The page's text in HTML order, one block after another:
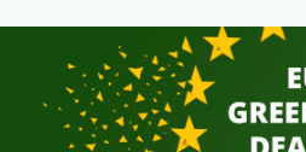
die EmpCo verändert die
bereits jetzt,
GCD werden präziser, erste Länder
…